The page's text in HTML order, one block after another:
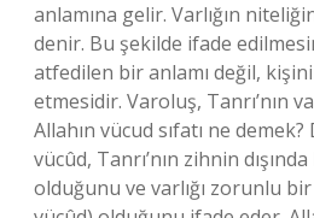
anlamına gelir. Varlığın
denir. Bu şekilde ifade
atfedilen bir anlamı değil,
etmesidir. Varoluş, Tanrı’nın
Allahın vücud sıfatı ne
vücûd, Tanrı’nın zihnin
olduğunu ve varlığı zorunlu bir